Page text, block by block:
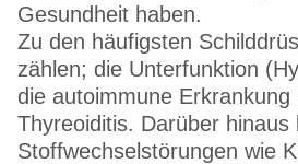
Gesundheit haben.
Zu den häufigsten
zählen; die Unterfunktion
die autoimmune Erkrankung
Thyreoiditis. Darüber hinaus
Stoffwechselstörungen wie